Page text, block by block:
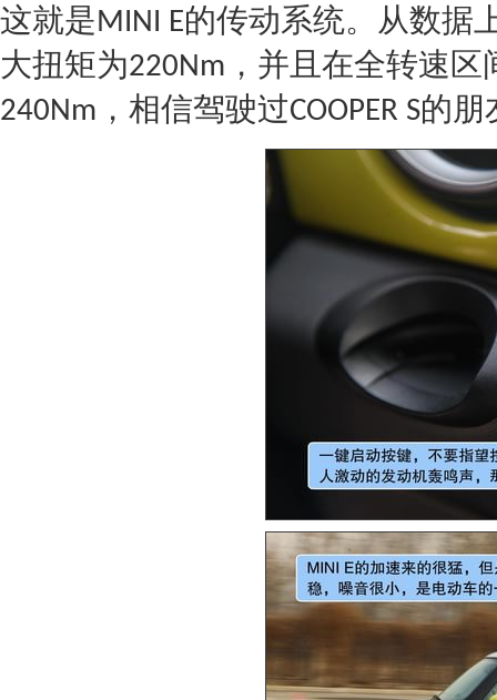
这就是MINI E的传动系统。从数据
大扭矩为220Nm ，并且在全转速
240Nm ，相信驾驶过COOPER S的朋